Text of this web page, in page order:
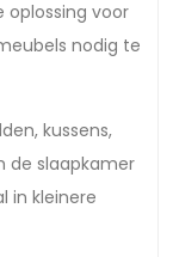
oplossing voor
nodig te
kussens,
de slaapkamer
in kleinere